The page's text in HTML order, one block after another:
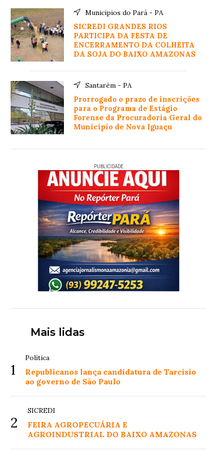
Municipios do Pará - PA
SICREDI GRANDES RIOS
PARTICIPA DA FESTA DE
ENCERRAMENTO DA COLHEITA
DA SOJA DO BAIXO AMAZONAS
Santarém - PA
Prorrogado o prazo de inscrições
para o Programa de Estágio
Forense da Procuradoria Geral do
Município de Nova Iguaçu
PUBLICIDADE
Mais lidas
1
Política
Republicanos lança candidatura de Tarcísio
ao governo de São Paulo
2
SICREDI
FEIRA AGROPECUÁRIA E
AGROINDUSTRIAL DO BAIXO AMAZONAS